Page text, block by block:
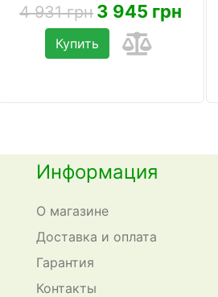
4 931 грн 3 945 грн
Купить
Информация
О магазине
Доставка и оплата
Гарантия
Контакты